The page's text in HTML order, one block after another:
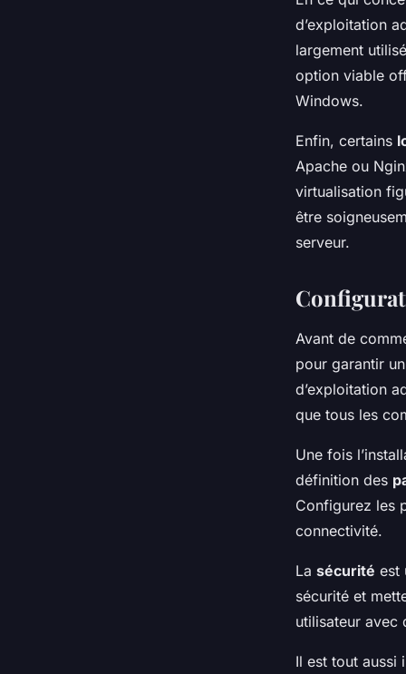
d’exploitation
largement
option viable
Windows.
Enfin, certains
Apache ou
virtualisation
être
serveur.
Avant de
pour garantir
d’exploitation
que tous les
Une fois
définition des
Configurez les
connectivité.
La sécurité est
sécurité et
utilisateur avec
Il est tout aussi